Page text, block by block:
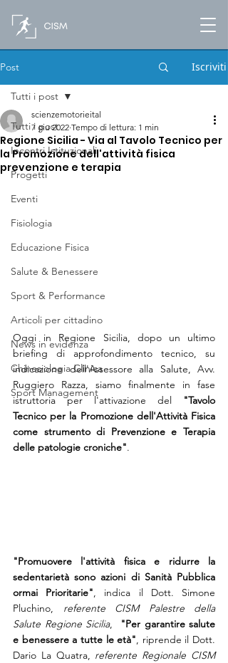
Post Iscriviti
Tutti i post
Incontri Istituzionali
Progetti
Eventi
Fisiologia
Educazione Fisica
Salute & Benessere
Sport & Performance
Articoli per cittadino
News in evidenza
Chinesiologia Clinica
Sport Management
Tutti i post
Regione Sicilia - Via al Tavolo Tecnico per
la Promozione dell'attività fisica
prevenzione e terapia
scienzemotorieital
7 giu 2022 Tempo di lettura: 1 min
Oggi in Regione Sicilia, dopo un ultimo
briefing di approfondimento tecnico, su
indicazione dell'Assessore alla Salute, Avv.
Ruggiero Razza, siamo finalmente in fase
istruttoria per l'attivazione del
"Tavolo
Tecnico per la Promozione dell'Attività Fisica
come strumento di Prevenzione e Terapia
delle patologie croniche".
"Promuovere l'attività fisica e ridurre la
sedentarietà sono azioni di Sanità Pubblica
ormai Prioritarie", indica il Dott. Simone
Pluchino, referente CISM Palestre della
Salute Regione Sicilia,
"Per garantire salute
e benessere a tutte le età", riprende il Dott.
Dario La Quatra, referente Regionale CISM